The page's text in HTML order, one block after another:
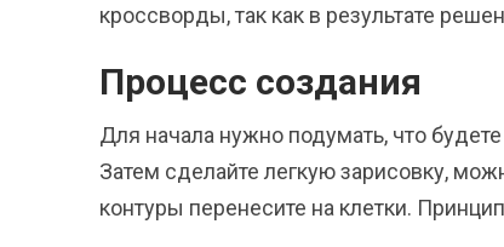
кроссворды, так как в результате
Процесс создания
Для начала нужно подумать, что
Затем сделайте легкую зарисовку,
контуры перенесите на клетки.